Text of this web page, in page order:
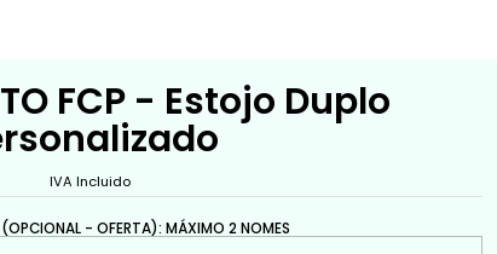
FCP - Estojo Duplo
IVA Incluido
- OFERTA): MÁXIMO 2 NOMES